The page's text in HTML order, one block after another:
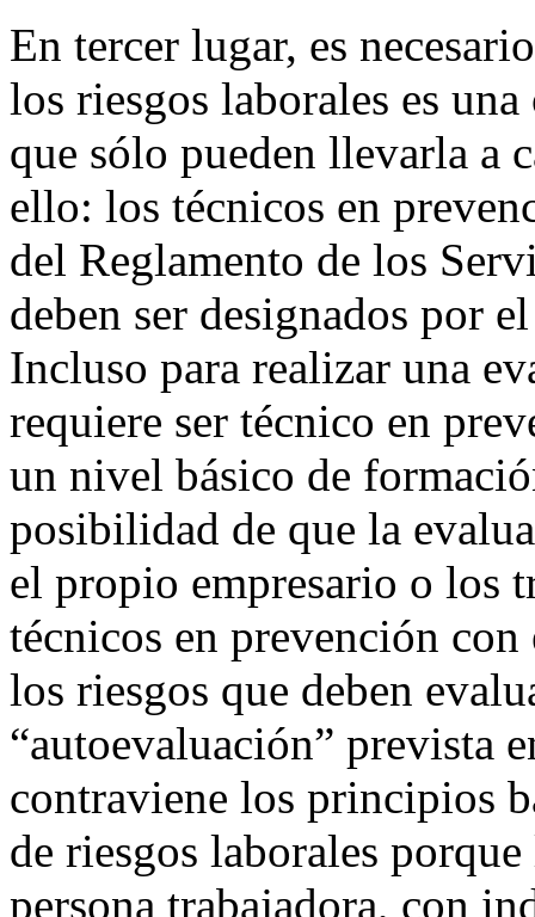
En tercer lugar, es
los riesgos laborales es
que sólo pueden llevarla a
ello: los técnicos en
del Reglamento de los
deben ser designados por
Incluso para realizar una
requiere ser técnico en
un nivel básico de
posibilidad de que la
el propio empresario o los
técnicos en prevención
los riesgos que deben
“autoevaluación” prevista
contraviene los principios
de riesgos laborales
persona trabajadora, con